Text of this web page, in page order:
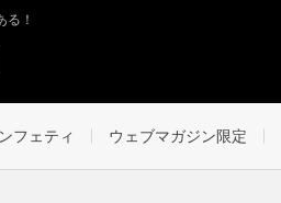
！
フェティ ウェブマガジン限定